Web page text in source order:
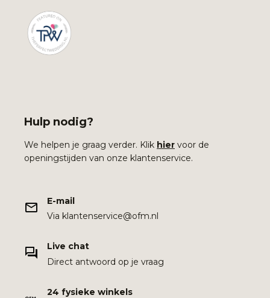
Hulp nodig?
We helpen je graag verder. Klik hier voor de
openingstijden van onze klantenservice.
E-mail
Via klantenservice@ofm.nl
Live chat
Direct antwoord op je vraag
24 fysieke winkels